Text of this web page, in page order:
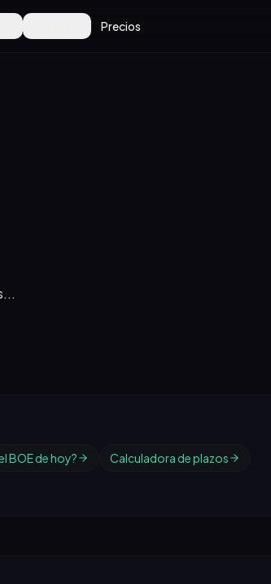
Precios
BOE de hoy?
Calculadora de plazos